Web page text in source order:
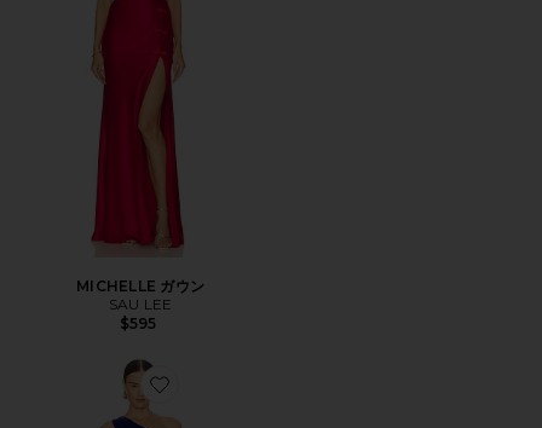
MICHELLE ガウン
SAU LEE
$595
Favorite PRESTON ドレス